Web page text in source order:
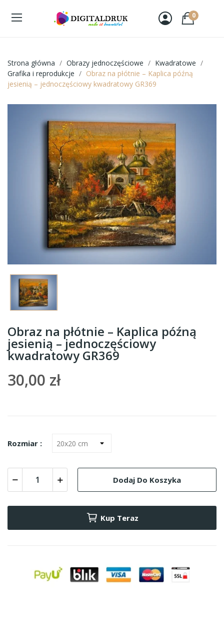
0
Strona główna Obrazy jednoczęściowe
Kwadratowe
Grafika i reprodukcje
Obraz na płótnie – Kaplica późną
jesienią – jednoczęściowy kwadratowy GR369
Obraz na płótnie – Kaplica późną
jesienią – jednoczęściowy
kwadratowy GR369
30,00 zł
Rozmiar :
Dodaj Do Koszyka
Kup Teraz